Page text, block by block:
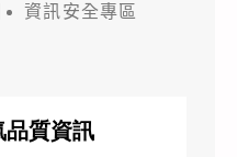
資訊安全專區